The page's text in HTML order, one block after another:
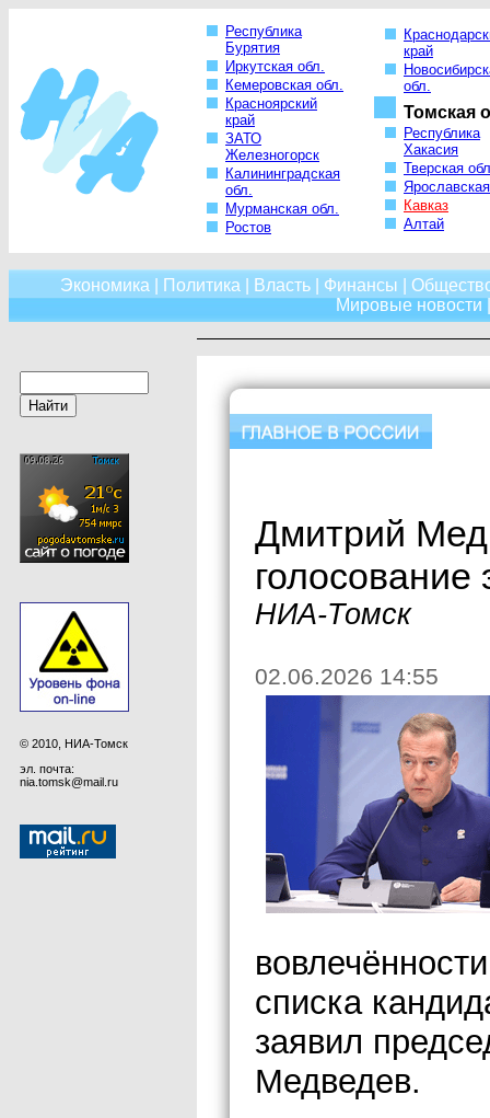
Республика
Бурятия
Иркутская обл.
Кемеровская обл.
Красноярский
край
ЗАТО
Железногорск
Калининградская
обл.
Мурманская обл.
Ростов
край
обл.
Томская
Республика
Хакасия
Тверская
Кавказ
Алтай
Экономика Политика Власть Финансы
Мировые новости
© 2010, НИА-Томск
эл. почта:
nia.tomsk@mail.ru
Дмитрий
НИА-Томск
02.06.2026 14:55
списка
заявил
Медведев.